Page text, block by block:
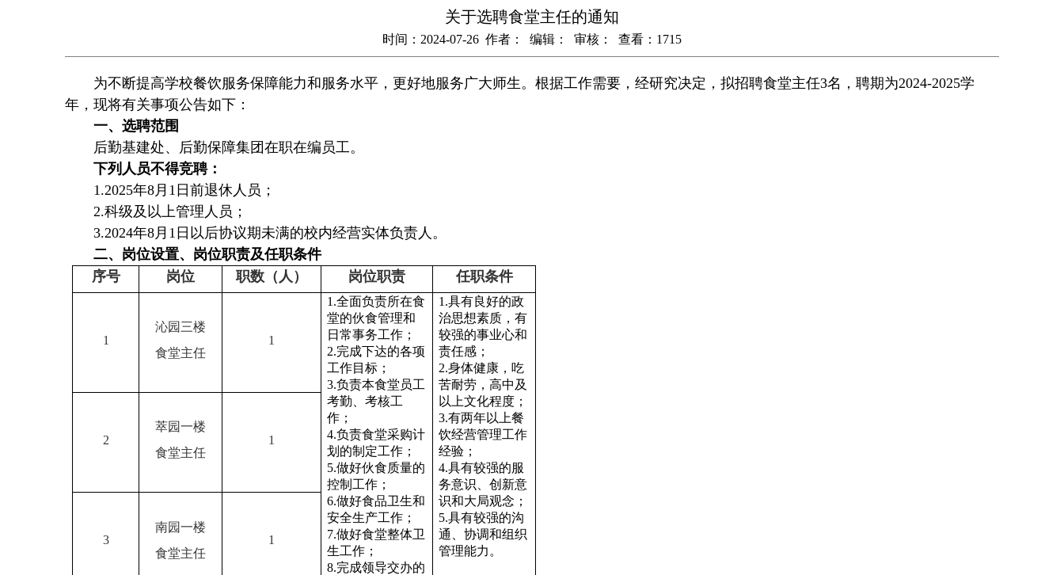
关于选聘食堂主任的通知
时间：2024-07-26 作者： 编辑： 审核： 查看： 1715
为不断提高学校餐饮服务保障能力和服务水平，更好地服务广大师生。根据工作需要，经研究决定，拟招聘食堂主任3名，聘期为2024-2025学
年，现将有关事项公告如下：
一、选聘范围
后勤基建处、后勤保障集团在职在编员工。
下列人员不得竞聘：
1.2025年8月1日前退休人员；
2.科级及以上管理人员；
3.2024年8月1日以后协议期未满的校内经营实体负责人。
二、岗位设置、岗位职责及任职条件
序号
岗位 职数（人） 岗位职责 任职条件
1
沁园三楼
食堂主任
1
1.全面负责所在食
堂的伙食管理和
日常事务工作；
2.完成下达的各项
工作目标；
3.负责本食堂员工
考勤、考核工
作；
4.负责食堂采购计
划的制定工作；
5.做好伙食质量的
控制工作；
6.做好食品卫生和
安全生产工作；
7.做好食堂整体卫
生工作；
8.完成领导交办的
1.具有良好的政
治思想素质，有
较强的事业心和
责任感；
2.身体健康，吃
苦耐劳，高中及
以上文化程度；
3.有两年以上餐
饮经营管理工作
经验；
4.具有较强的服
务意识、创新意
识和大局观念；
5.具有较强的沟
通、协调和组织
管理能力。
2
萃园一楼
食堂主任
1
3
南园一楼
食堂主任
1